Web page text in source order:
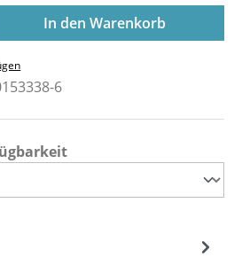
Gib den gewünschten
In den Warenkorb
6